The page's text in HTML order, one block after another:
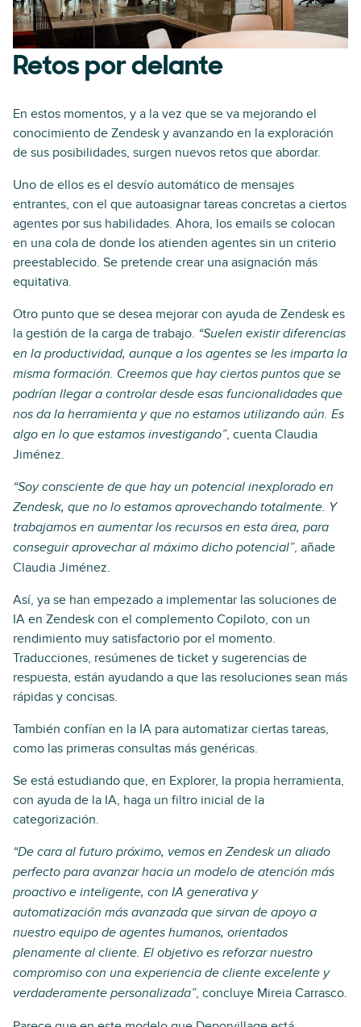
Retos por delante
En estos momentos, y a la vez que se va mejorando el
conocimiento de Zendesk y avanzando en la exploración
de sus posibilidades, surgen nuevos retos que abordar.
Uno de ellos es el desvío automático de mensajes
entrantes, con el que autoasignar tareas concretas a ciertos
agentes por sus habilidades. Ahora, los emails se colocan
en una cola de donde los atienden agentes sin un criterio
preestablecido. Se pretende crear una asignación más
equitativa.
Otro punto que se desea mejorar con ayuda de Zendesk es
la gestión de la carga de trabajo. “Suelen existir diferencias
en la productividad, aunque a los agentes se les imparta la
misma formación. Creemos que hay ciertos puntos que se
podrían llegar a controlar desde esas funcionalidades que
nos da la herramienta y que no estamos utilizando aún. Es
algo en lo que estamos investigando”, cuenta Claudia
Jiménez.
“Soy consciente de que hay un potencial inexplorado en
Zendesk, que no lo estamos aprovechando totalmente. Y
trabajamos en aumentar los recursos en esta área, para
conseguir aprovechar al máximo dicho potencial”, añade
Claudia Jiménez.
Así, ya se han empezado a implementar las soluciones de
IA en Zendesk con el complemento Copiloto, con un
rendimiento muy satisfactorio por el momento.
Traducciones, resúmenes de ticket y sugerencias de
respuesta, están ayudando a que las resoluciones sean más
rápidas y concisas.
También confían en la IA para automatizar ciertas tareas,
como las primeras consultas más genéricas.
Se está estudiando que, en Explorer, la propia herramienta,
con ayuda de la IA, haga un filtro inicial de la
categorización.
“De cara al futuro próximo, vemos en Zendesk un aliado
perfecto para avanzar hacia un modelo de atención más
proactivo e inteligente, con IA generativa y
automatización más avanzada que sirvan de apoyo a
nuestro equipo de agentes humanos, orientados
plenamente al cliente. El objetivo es reforzar nuestro
compromiso con una experiencia de cliente excelente y
verdaderamente personalizada”, concluye Mireia Carrasco.